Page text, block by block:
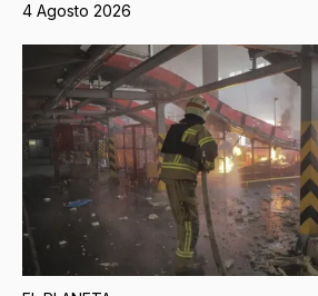
4 Agosto 2026